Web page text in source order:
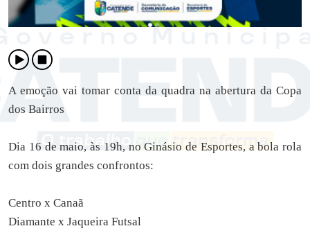
A emoção vai tomar conta da quadra na abertura da Copa
dos Bairros
Dia 16 de maio, às 19h, no Ginásio de Esportes, a bola rola
com dois grandes confrontos:
Centro x Canaã
Diamante x Jaqueira Futsal